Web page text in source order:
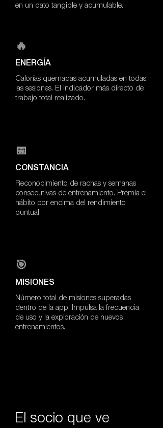
en un dato tangible y acumulable.
🔥
ENERGÍA
Calorías quemadas acumuladas en todas
las sesiones. El indicador más directo de
trabajo total realizado.
📅
CONSTANCIA
Reconocimiento de rachas y semanas
consecutivas de entrenamiento. Premia el
hábito por encima del rendimiento
puntual.
🎯
MISIONES
Número total de misiones superadas
dentro de la app. Impulsa la frecuencia
de uso y la exploración de nuevos
entrenamientos.
El socio que ve